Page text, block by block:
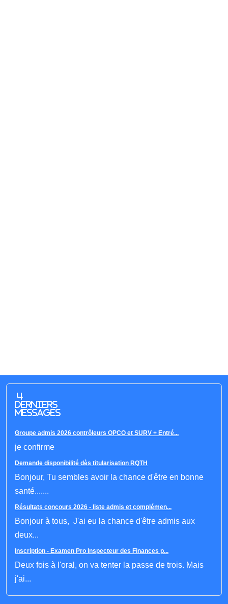
4
derniers
messages
Groupe admis 2026 contrôleurs OPCO et SURV + Entré...
je confirme
Demande disponibilité dès titularisation RQTH
Bonjour, Tu sembles avoir la chance d'être en bonne
santé.......
Résultats concours 2026 - liste admis et complémen...
Bonjour à tous, J'ai eu la chance d'être admis aux
deux...
Inscription - Examen Pro Inspecteur des Finances p...
Deux fois à l'oral, on va tenter la passe de trois. Mais
j'ai...